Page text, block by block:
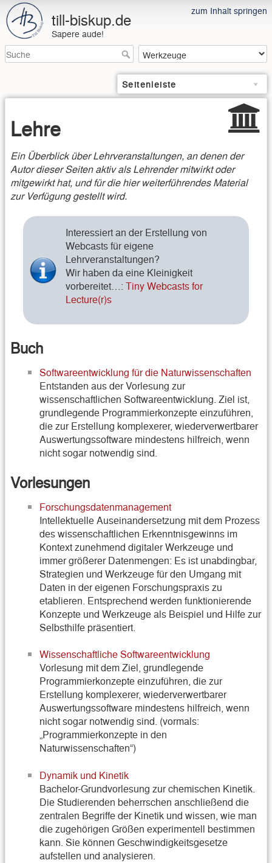
zum Inhalt springen
till-biskup.de
Sapere aude!
Seitenleiste
Lehre
Ein Überblick über Lehrveranstaltungen, an denen der
Autor dieser Seiten aktiv als Lehrender mitwirkt oder
mitgewirkt hat, und für die hier weiterführendes Material
zur Verfügung gestellt wird.
Interessiert an der Erstellung von
Webcasts für eigene
Lehrveranstaltungen?
Wir haben da eine Kleinigkeit
vorbereitet…: Tiny Webcasts for
Lecture(r)s
Buch
Softwareentwicklung für die Naturwissenschaften
Entstanden aus der Vorlesung zur
wissenschaftlichen Softwareentwicklung. Ziel ist,
grundlegende Programmierkonzepte einzuführen,
die zur Erstellung komplexerer, wiederverwertbarer
Auswertungssoftware mindestens hilfreich, wenn
nicht sogar notwendig sind.
Vorlesungen
Forschungsdatenmanagement
Intellektuelle Auseinandersetzung mit dem Prozess
des wissenschaftlichen Erkenntnisgewinns im
Kontext zunehmend digitaler Werkzeuge und
immer größerer Datenmengen: Es ist unabdingbar,
Strategien und Werkzeuge für den Umgang mit
Daten in der eigenen Forschungspraxis zu
etablieren. Entsprechend werden funktionierende
Konzepte und Werkzeuge als Beispiel und Hilfe zur
Selbsthilfe präsentiert.
Wissenschaftliche Softwareentwicklung
Vorlesung mit dem Ziel, grundlegende
Programmierkonzepte einzuführen, die zur
Erstellung komplexerer, wiederverwertbarer
Auswertungssoftware mindestens hilfreich, wenn
nicht sogar notwendig sind. (vormals:
„Programmierkonzepte in den
Naturwissenschaften“)
Dynamik und Kinetik
Bachelor-Grundvorlesung zur chemischen Kinetik.
Die Studierenden beherrschen anschließend die
zentralen Begriffe der Kinetik und wissen, wie man
die zugehörigen Größen experimentell bestimmen
kann. Sie können Geschwindigkeitsgesetze
aufstellen und analysieren.